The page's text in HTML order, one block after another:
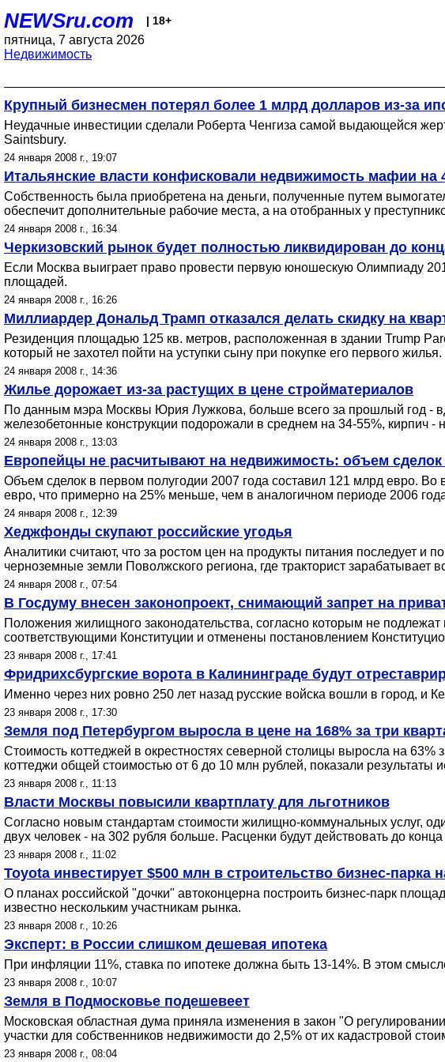
NEWSru.com | 18+
пятница, 7 августа 2026
Недвижимость
Крупный бизнесмен потерял более 1 млрд долларов из-за
Неудачные инвестиции сделали Роберта Ченгиза самой выдающейся
Saintsbury.
24 января 2008 г., 19:07
Итальянские власти конфисковали недвижимость мафии на
Собственность была приобретена на деньги, полученные путем
обеспечит дополнительные рабочие места, а на отобранных у
24 января 2008 г., 16:34
Черкизовский рынок будет полностью ликвидирован до
Если Москва выиграет право провести первую юношескую Олимпиаду
площадей.
24 января 2008 г., 16:26
Миллиардер Дональд Трамп отказался делать скидку на
Резиденция площадью 125 кв. метров, расположенная в здании Trump
который не захотел пойти на уступки сыну при покупке его первого жилья.
24 января 2008 г., 14:36
Жилье дорожает из-за растущих в цене стройматериалов
По данным мэра Москвы Юрия Лужкова, больше всего за прошлый год -
железобетонные конструкции подорожали в среднем на 34-55%, кирпич -
24 января 2008 г., 13:03
Европейцы не расчитывают на недвижимость: объем
Объем сделок в первом полугодии 2007 года составил 121 млрд евро. Во
евро, что примерно на 25% меньше, чем в аналогичном периоде 2006
24 января 2008 г., 12:39
Хеджфонды скупают российские угодья
Аналитики считают, что за ростом цен на продукты питания последует
черноземные земли Поволжского региона, где тракторист зарабатывает
24 января 2008 г., 07:54
В Госдуму внесен законопроект, снимающий запрет на
Положения жилищного законодательства, согласно которым не
соответствующими Конституции и отменены постановлением
23 января 2008 г., 17:41
Фридрихсбургские ворота в Калининграде будут
Именно через них ровно 250 лет назад русские войска вошли в город, и
23 января 2008 г., 17:30
Земля под Петербургом выросла в цене на 168% за три
Стоимость коттеджей в окрестностях северной столицы выросла на
коттеджи общей стоимостью от 6 до 10 млн рублей, показали результаты
23 января 2008 г., 11:13
Власти Москвы повысили квартплату для льготников
Согласно новым стандартам стоимости жилищно-коммунальных услуг,
двух человек - на 302 рубля больше. Расценки будут действовать до
23 января 2008 г., 11:02
Toyota инвестирует $500 млн в строительство бизнес-парка
О планах российской "дочки" автоконцерна построить бизнес-парк
известно нескольким участникам рынка.
23 января 2008 г., 10:26
Эксперт: в России слишком дешевая ипотека
При инфляции 11%, ставка по ипотеке должна быть 13-14%. В этом
23 января 2008 г., 10:07
Земля в Подмосковье подешевеет
Московская областная дума приняла изменения в закон "О
участки для собственников недвижимости до 2,5% от их кадастровой
23 января 2008 г., 08:04